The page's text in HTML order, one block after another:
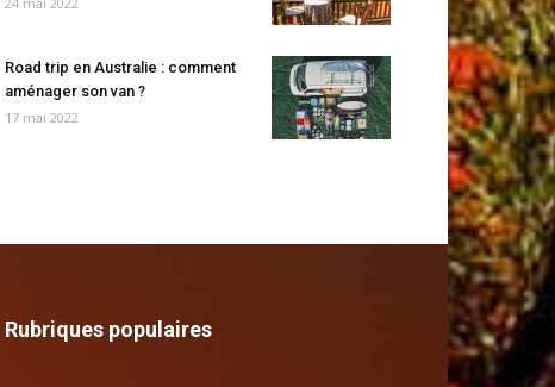
Road trip en Australie : comment
aménager son van ?
17 mai 2022
Rubriques populaires